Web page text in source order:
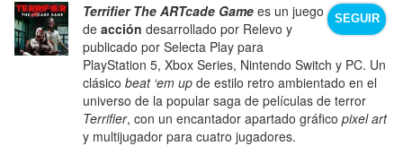
SEGUIR
Terrifier The ARTcade Game es un juego
deacción desarrollado por Relevo y
publicado por Selecta Play para
PlayStation 5, Xbox Series, Nintendo Switch y PC. Un
clásicobeat ‘em up de estilo retro ambientado en el
universo de la popular saga de películas de terror
Terrifier, con un encantador apartado gráficopixel art
y multijugador para cuatro jugadores.